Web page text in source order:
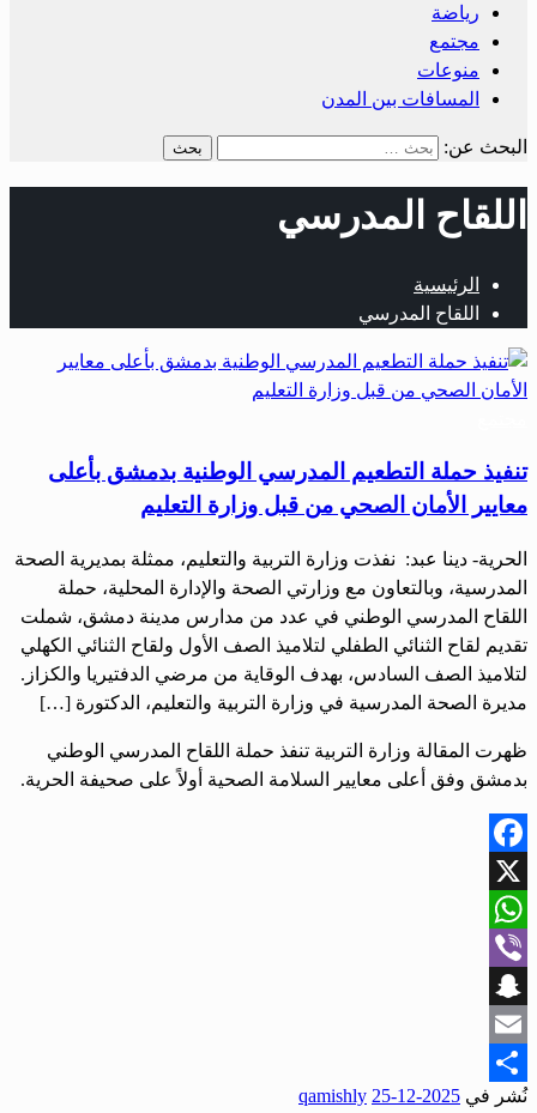
رياضة
مجتمع
منوعات
المسافات بين المدن
البحث عن:
اللقاح المدرسي
الرئيسية
اللقاح المدرسي
تنفيذ حملة التطعيم المدرسي الوطنية بدمشق بأعلى
معايير الأمان الصحي من قبل وزارة التعليم
الحرية- دينا عبد: نفذت وزارة التربية والتعليم، ممثلة بمديرية الصحة
المدرسية، وبالتعاون مع وزارتي الصحة والإدارة المحلية، حملة
اللقاح المدرسي الوطني في عدد من مدارس مدينة دمشق، شملت
تقديم لقاح الثنائي الطفلي لتلاميذ الصف الأول ولقاح الثنائي الكهلي
لتلاميذ الصف السادس، بهدف الوقاية من مرضي الدفتيريا والكزاز.
مديرة الصحة المدرسية في وزارة التربية والتعليم، الدكتورة […]
ظهرت المقالة وزارة التربية تنفذ حملة اللقاح المدرسي الوطني
بدمشق وفق أعلى معايير السلامة الصحية أولاً على صحيفة الحرية.
Facebook
X
WhatsApp
Viber
Snapchat
Email
Share
نُشر في 2025-12-25
qamishly